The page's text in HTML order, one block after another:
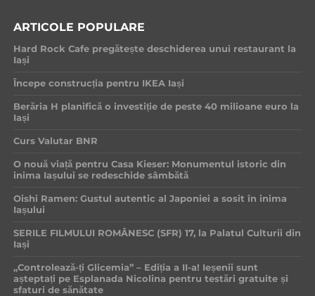
ARTICOLE POPULARE
Hard Rock Cafe pregătește deschiderea unui restaurant la
Iași
Începe construcția pentru IKEA Iași
Berăria H planifică o investiție de peste 40 milioane euro la
Iași
Curs Valutar BNR
O nouă viață pentru Casa Kieser: Monumentul istoric din
inima Iașului se redeschide sâmbătă
Oishi Ramen: Gustul autentic al Japoniei a sosit în inima
Iașului
SERILE FILMULUI ROMÂNESC (SFR) 17, la Palatul Culturii din
Iași
„Controlează-ți Glicemia” – Ediția a II-a! Ieșenii sunt
așteptați pe Esplanada Nicolina pentru testări gratuite și
sfaturi de sănătate